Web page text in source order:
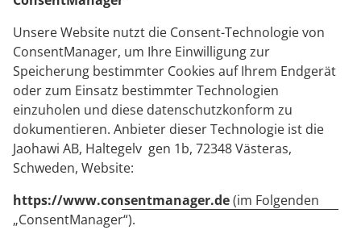
Unsere Website nutzt die Consent-Technologie von
ConsentManager, um Ihre Einwilligung zur
Speicherung bestimmter Cookies auf Ihrem Endgerät
oder zum Einsatz bestimmter Technologien
einzuholen und diese datenschutzkonform zu
dokumentieren. Anbieter dieser Technologie ist die
Jaohawi AB, Haltegelv gen 1b, 72348 Västeras,
Schweden, Website:
https://www.consentmanager.de(im Folgenden
„ConsentManager“).